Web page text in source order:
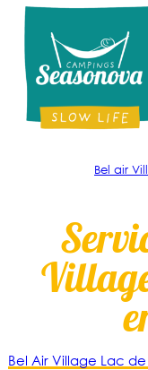
Skip
content
Bel air
Bel Air Village Lac